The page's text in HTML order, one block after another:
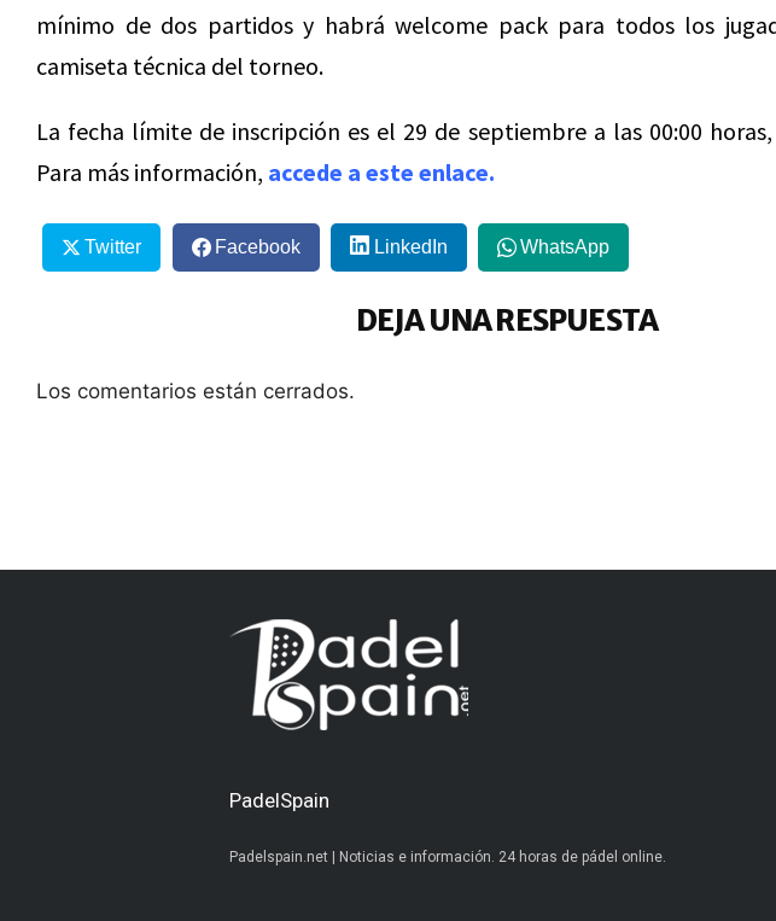
mínimo de dos partidos y habrá welcome pack para todos los
camiseta técnica del torneo.
La fecha límite de inscripción es el 29 de septiembre a las 00:00
Para más información, accede a este enlace.
Twitter Facebook LinkedIn WhatsApp
DEJA UNA RESPUESTA
Los comentarios están cerrados.
PadelSpain
Padelspain.net | Noticias e información. 24 horas de pádel online.